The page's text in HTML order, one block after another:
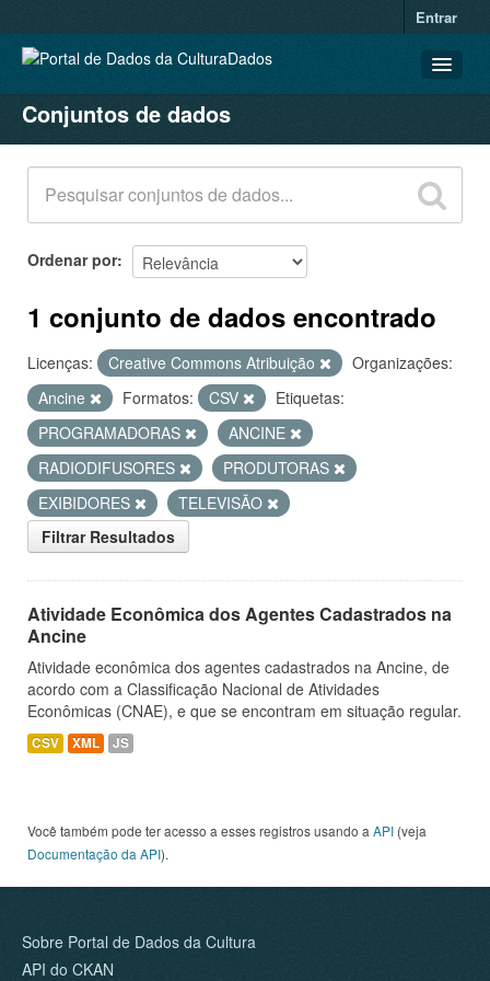
Entrar
CONJUNTOS DE DADOS
ORGANIZAÇÕES
GRUPOS
SOBRE
Conjuntos de dados
Ordenar por
1 conjunto de dados encontrado
Licenças: Creative Commons Atribuição
Organizações:
Ancine
Formatos: CSV
Etiquetas:
PROGRAMADORAS
ANCINE
RADIODIFUSORES
PRODUTORAS
EXIBIDORES
TELEVISÃO
Filtrar Resultados
Atividade Econômica dos Agentes Cadastrados na
Ancine
Atividade econômica dos agentes cadastrados na Ancine, de
acordo com a Classificação Nacional de Atividades
Econômicas (CNAE), e que se encontram em situação regular.
CSV XML JS
Você também pode ter acesso a esses registros usando a API (veja
Documentação da API).
Sobre Portal de Dados da Cultura
API do CKAN